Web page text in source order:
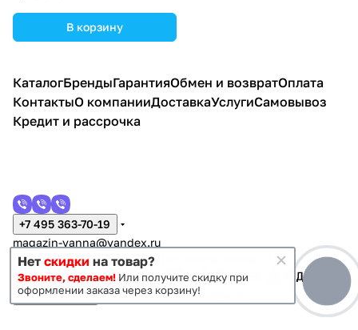
В корзину
КаталогБрендыГарантияОбмен и возвратОплата
КонтактыО компанииДоставкаУслугиСамовывоз
Кредит и рассрочка
+7 495 363-70-19
magazin-vanna@yandex.ru
г. Москва, Митино, улица Пятницкое шоссе 47
Темная тема Конфиденциальность
Нет скидки на товар?
Звоните, сделаем! Или получите скидку при
оформлении заказа через корзину!